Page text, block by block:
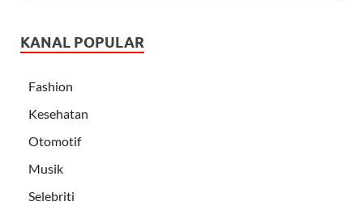
KANAL POPULAR
Fashion
Kesehatan
Otomotif
Musik
Selebriti